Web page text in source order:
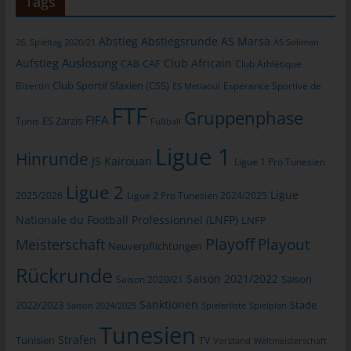
26. Spieltag 2020/21 Abstieg Abstiegsrunde AS Marsa AS Soliman
Aufstieg Auslosung CAB CAF Club Africain Club Athlétique
Bizertin Club Sportif Sfaxien (CSS) ES Metlaoui Esperance Sportive de
Tunis ES Zarzis FIFA FTF Fußball Gruppenphase
Hinrunde JS Kairouan Ligue 1 Ligue 1 Pro Tunesien
2025/2026 Ligue 2 Ligue 2 Pro Tunesien 2024/2025 Ligue
Nationale du Football Professionnel (LNFP) LNFP
Meisterschaft Neuverpflichtungen Playoff Playout
Rückrunde Saison 2020/21 Saison 2021/2022 Saison
2022/2023 Saison 2024/2025 Sanktionen Spielerliste Spielplan Stade
Tunisien Strafen Tunesien TV Vorstand Weltmeisterschaft
jeweiligen Eingabemaske, die für die Registrierung verwendet
wird. Die von der betroffenen Person eingegebenen
personenbezogenen Daten werden ausschließlich für die
interne Verwendung bei dem für die Verarbeitung
Verantwortlichen und für eigene Zwecke erhoben und
gespeichert. Der für die Verarbeitung Verantwortliche kann die
Weitergabe an einen oder mehrere Auftragsverarbeiter,
beispielsweise einen Paketdienstleister, veranlassen, der die
interne Verwendung, die dem für die Verarbeitung
Durch eine Registrierung auf der Internetseite des für die
Verarbeitung Verantwortlichen wird ferner die vom Internet-
Service-Provider (ISP) der betroffenen Person vergebene IP-
Adresse, das Datum sowie die Uhrzeit der Registrierung
gespeichert. Die Speicherung dieser Daten erfolgt vor dem
Hintergrund, dass nur so der Missbrauch unserer Dienste
verhindert werden kann, und diese Daten im Bedarfsfall
Speicherung dieser Daten zur Absicherung des für die